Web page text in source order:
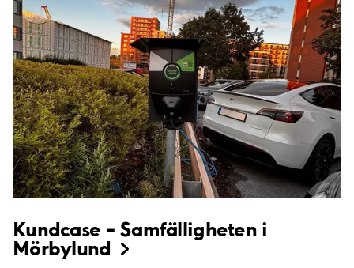
Kundcase – Samfälligheten i
Mörbylund